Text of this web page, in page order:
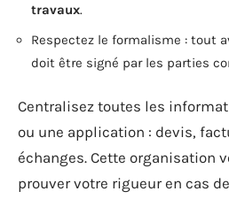
travaux.
Respectez le formalisme : tout
doit être signé par les parties
Centralisez toutes les
ou une application : devis,
échanges. Cette organisation
prouver votre rigueur en cas